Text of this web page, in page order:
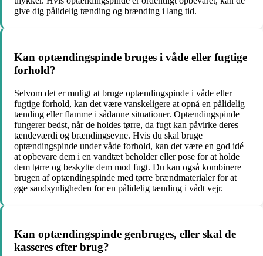
give dig pålidelig tænding og brænding i lang tid.
Kan optændingspinde bruges i våde eller fugtige
forhold?
Selvom det er muligt at bruge optændingspinde i våde eller
fugtige forhold, kan det være vanskeligere at opnå en pålidelig
tænding eller flamme i sådanne situationer. Optændingspinde
fungerer bedst, når de holdes tørre, da fugt kan påvirke deres
tændeværdi og brændingsevne. Hvis du skal bruge
optændingspinde under våde forhold, kan det være en god idé
at opbevare dem i en vandtæt beholder eller pose for at holde
dem tørre og beskytte dem mod fugt. Du kan også kombinere
brugen af optændingspinde med tørre brændmaterialer for at
øge sandsynligheden for en pålidelig tænding i vådt vejr.
Kan optændingspinde genbruges, eller skal de
kasseres efter brug?